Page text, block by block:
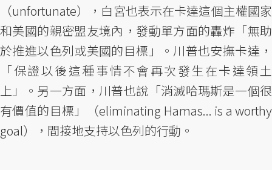
（unfortunate），白宮也表示在卡達這個主權國家
和美國的親密盟友境內，發動單方面的轟炸「無助
於推進以色列或美國的目標」。川普也安撫卡達，
「保證以後這種事情不會再次發生在卡達領土
上」。另一方面，川普也說「消滅哈瑪斯是一個很
有價值的目標」（eliminating Hamas... is a worthy
goal），間接地支持以色列的行動。